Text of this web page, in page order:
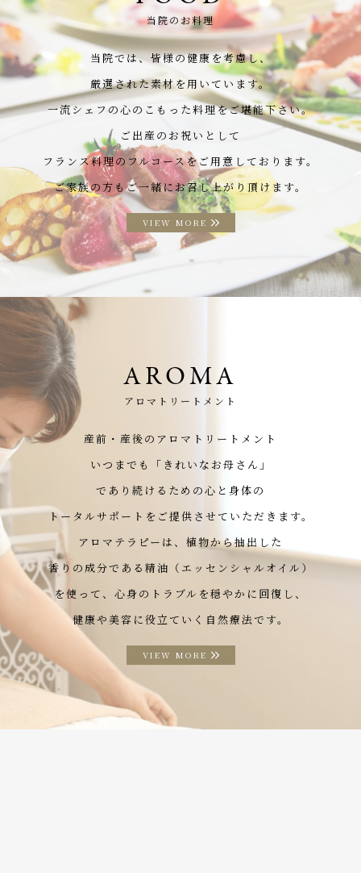
当院のお料理
当院では、皆様の健康を考慮し、
厳選された素材を用いています。
一流シェフの心のこもった料理をご堪能下さい。
ご出産のお祝いとして
フランス料理のフルコースをご用意しております。
ご家族の方もご一緒にお召し上がり頂けます。
VIEW MORE
AROMA
アロマトリートメント
産前・産後のアロマトリートメント
いつまでも「きれいなお母さん」
であり続けるための心と身体の
トータルサポートをご提供させていただきます。
アロマテラピーは、植物から抽出した
香りの成分である精油（エッセンシャルオイル）
を使って、心身のトラブルを穏やかに回復し、
健康や美容に役立ていく自然療法です。
VIEW MORE